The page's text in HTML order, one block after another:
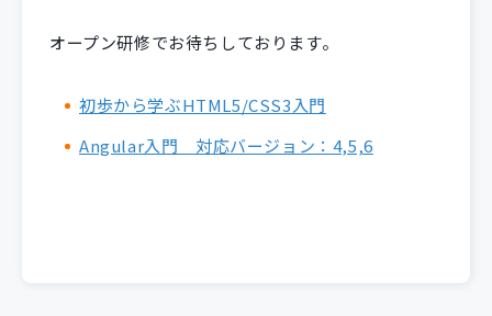
オープン研修でお待ちしております。
初歩から学ぶHTML5/CSS3入門
Angular入門 対応バージョン：4,5,6